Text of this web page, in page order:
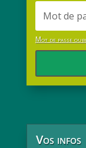
Mot de passe
Vos infos